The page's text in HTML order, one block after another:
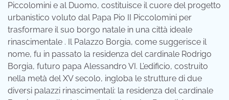
Piccolomini e al Duomo, costituisce il cuore del progetto
urbanistico voluto dal Papa Pio II Piccolomini per
trasformare il suo borgo natale in una città ideale
rinascimentale . Il Palazzo Borgia, come suggerisce il
nome, fu in passato la residenza del cardinale Rodrigo
Borgia, futuro papa Alessandro VI. L’edificio, costruito
nella metà del XV secolo, ingloba le strutture di due
diversi palazzi rinascimentali: la residenza del cardinale